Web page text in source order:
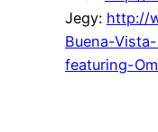
Jegy: http://
Buena-
featuring-